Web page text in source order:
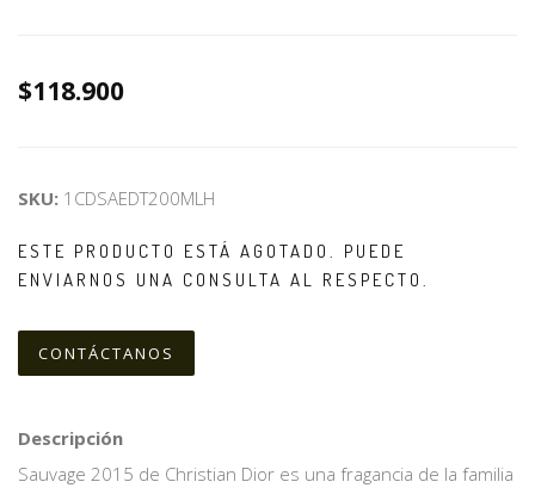
$118.900
SKU: 1CDSAEDT200MLH
ESTE PRODUCTO ESTÁ AGOTADO. PUEDE
ENVIARNOS UNA CONSULTA AL RESPECTO.
CONTÁCTANOS
Descripción
Sauvage 2015 de Christian Dior es una fragancia de la familia